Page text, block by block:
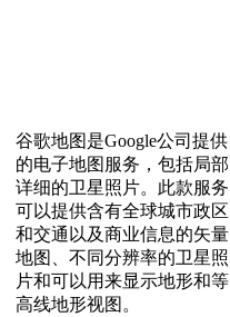
谷歌地图是Google公司提供
的电子地图服务，包括局部
详细的卫星照片。此款服务
可以提供含有全球城市政区
和交通以及商业信息的矢量
地图、不同分辨率的卫星照
片和可以用来显示地形和等
高线地形视图。